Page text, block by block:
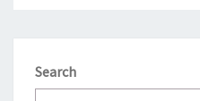
Search